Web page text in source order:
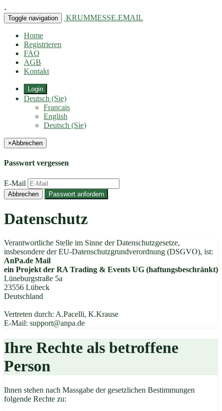
-
Toggle navigation KRUMMESSE.EMAIL
Home
Registrieren
FAQ
AGB
Kontakt
Login
Deutsch (Sie)
Francais
English
Deutsch (Sie)
×Abbrechen
Passwort vergessen
E-Mail
Abbrechen Passwort anfordern
Datenschutz
Verantwortliche Stelle im Sinne der Datenschutzgesetze,
insbesondere der EU-Datenschutzgrundverordnung (DSGVO), ist:
AnPa.de Mail
ein Projekt der RA Trading & Events UG (haftungsbeschränkt)
Lüneburgstraße 5a
23556 Lübeck
Deutschland
Vertreten durch: A.Pacelli, K.Krause
E-Mail: support@anpa.de
Ihre Rechte als betroffene
Person
Ihnen stehen nach Massgabe der gesetzlichen Bestimmungen
folgende Rechte zu: